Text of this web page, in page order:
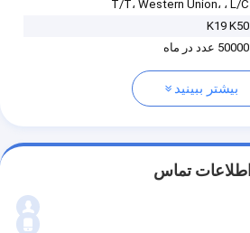
T/T، Western Union، ، L/C
K19 K50
50000 عدد در ماه
بیشتر ببینید
اطلاعات تماس